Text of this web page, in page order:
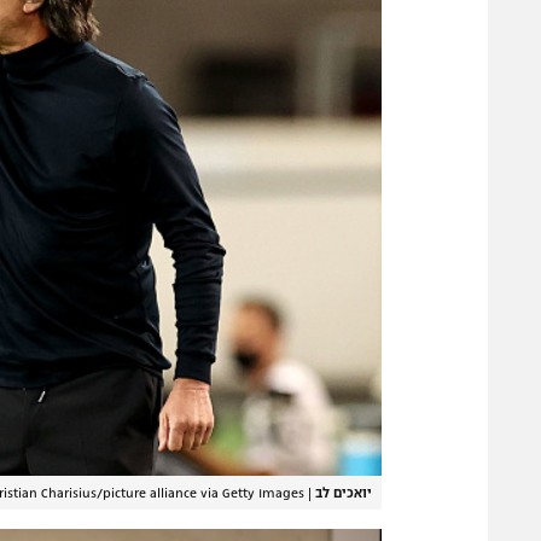
יואכים לב |
Charisius/picture alliance via Getty Images